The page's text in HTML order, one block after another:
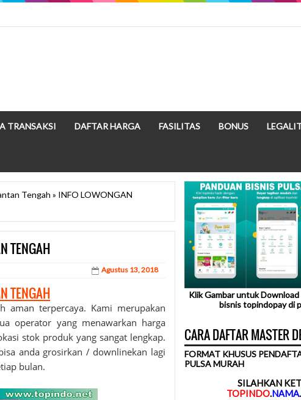
TRANSAKSI DAFTAR HARGA FASILITAS BONUS
Tengah » INFO LOWONGAN
TENGAH
Agustus 13, 2018
TENGAH
aman terpercaya. Kami merupakan
operator yang menawarkan harga
stok produk yang sangat lengkap.
anda grosirkan / downlinekan lagi
bulan.
Klik Gambar untuk
bisnis topindopay di
CARA DAFTAR MASTER
FORMAT KHUSUS
PULSA MURAH
SILAHKAN
TOPINDO.NAMA.